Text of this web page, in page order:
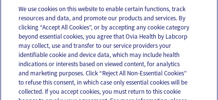
Email Text
OUR APPS
We use cookies on this website to enable certain functions, track
resources and data, and promote our products and services. By
clicking “Accept All Cookies”, or by accepting any cookie category
beyond essential cookies, you agree that Ovia Health by Labcorp
may collect, use and transfer to our service providers your
identifiable cookie and device data, which may include health
indications or interests based on viewed content, for analytics
and marketing purposes. Click “Reject All Non-Essential Cookies”
to refuse this consent, in which case only essential cookies will be
collected. If you accept cookies, you must return to this cookie